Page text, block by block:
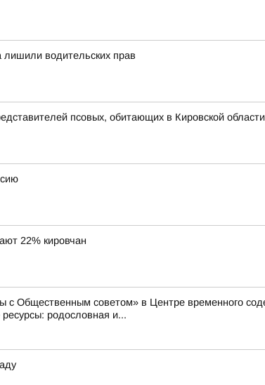
лишили водительских прав
псовых, обитающих в Кировской области
22% кировчан
с Общественным советом» в Центре временного
родословная и...